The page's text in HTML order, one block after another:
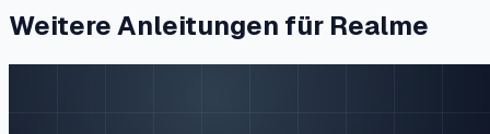
Weitere Anleitungen für Realme